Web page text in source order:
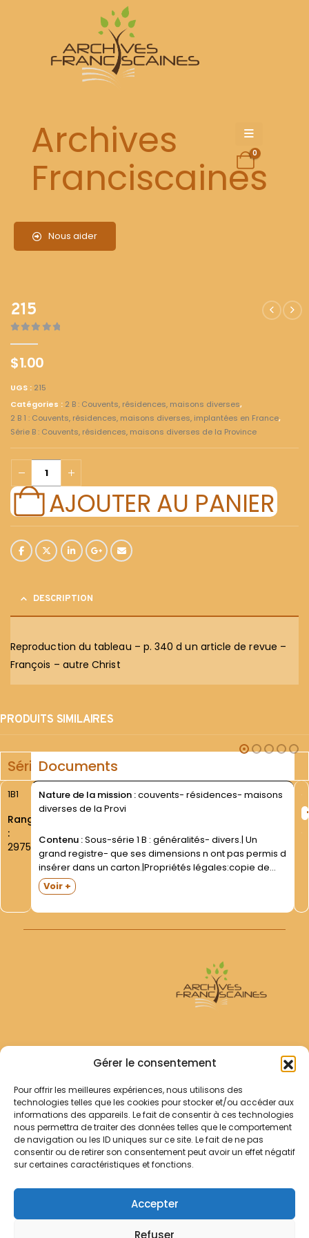
Gérer le consentement
Pour offrir les meilleures expériences, nous utilisons des
technologies telles que les cookies pour stocker et/ou accéder aux
informations des appareils. Le fait de consentir à ces technologies
nous permettra de traiter des données telles que le comportement
de navigation ou les ID uniques sur ce site. Le fait de ne pas
consentir ou de retirer son consentement peut avoir un effet négatif
sur certaines caractéristiques et fonctions.
Accepter
Refuser
Archives
Franciscaines
Nous aider
0
215
$1.00
UGS : 215
Catégories : 2 B : Couvents, résidences, maisons diverses,
2 B 1 : Couvents, résidences, maisons diverses, implantées en France,
Série B : Couvents, résidences, maisons diverses de la Province
AJOUTER AU PANIER
DESCRIPTION
Reproduction du tableau – p. 340 d un article de revue –
François – autre Christ
PRODUITS SIMILAIRES
SérieDocuments
1B1
Rang
:
2975
Nature de la mission :couvents- résidences- maisons
diverses de la Provi
Contenu :Sous-série 1 B : généralités- divers.| Un
grand registre- que ses dimensions n ont pas permis d
insérer dans un carton.|Propriétés légales:copie de
titres de propriété et d actes apparentés- notes-
documents originaux|divers- concernant les couvents
Voir +
Archives Franciscaines
RECHERCHER
Comment chercher ?
Les archives
Notre démarche
Contact